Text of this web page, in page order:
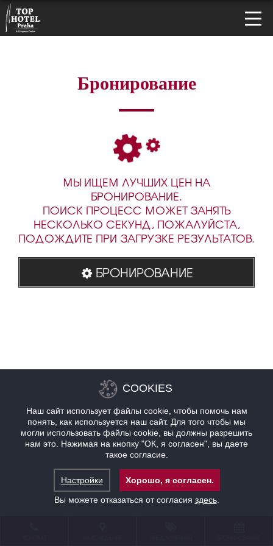
Бронирование
МЫ ИЩЕМ ЛУЧШИХ ЦЕН НА
БРОНИРОВАНИЕ.
ПОИСК ПРОЦЕСС МОЖЕТ ЗАНЯТЬ
НЕСКОЛЬКО СЕКУНД, ПОЖАЛУЙСТА,
ПОДОЖДИТЕ ПРИ ЗАГРУЗКЕ РЕЗУЛЬТАТОВ.
БРОНИРОВАНИЕ
COOKIES
Наш сайт использует файлы cookie, чтобы помочь нам
понять, как используется наш сайт. Для того чтобы мы
могли использовать файлы cookie, вы должны разрешить
нам это. Нажимая на кнопку "ОК, я согласен", вы даете
такое согласие.
Настройки
Хорошо, я согласен.
Вы можете отказаться от согласия здесь.